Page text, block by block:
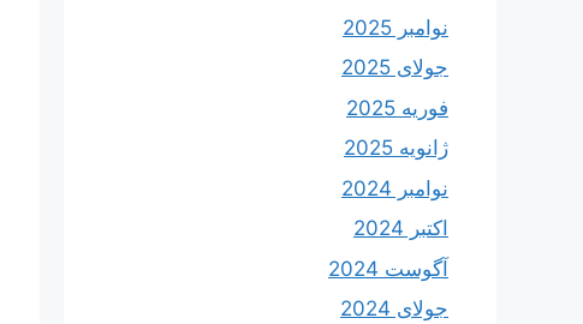
نوامبر 2025
جولای 2025
فوریه 2025
ژانویه 2025
نوامبر 2024
اکتبر 2024
آگوست 2024
جولای 2024